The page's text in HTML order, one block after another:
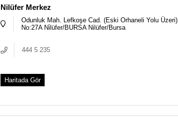
Nilüfer Merkez
Odunluk Mah. Lefkoşe Cad. (Eski Orhaneli Yolu Üzeri)
No:27A Ni̇lüfer/BURSA Nilüfer/Bursa
444 5 235
Haritada Gör